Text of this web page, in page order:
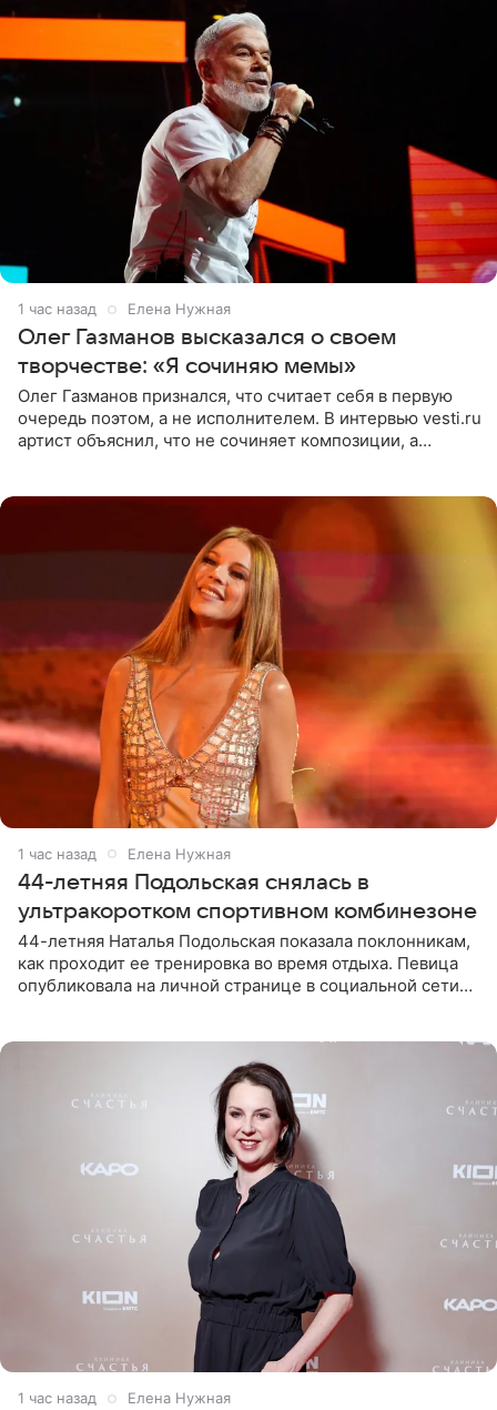
1 час назад Елена Нужная
Олег Газманов высказался о своем
творчестве: «Я сочиняю мемы»
Олег Газманов признался, что считает себя в первую
очередь поэтом, а не исполнителем. В интервью vesti.ru
артист объяснил, что не сочиняет композиции, а
1 час назад Елена Нужная
44-летняя Подольская снялась в
ультракоротком спортивном комбинезоне
44-летняя Наталья Подольская показала поклонникам,
как проходит ее тренировка во время отдыха. Певица
опубликовала на личной странице в социальной сети
1 час назад Елена Нужная